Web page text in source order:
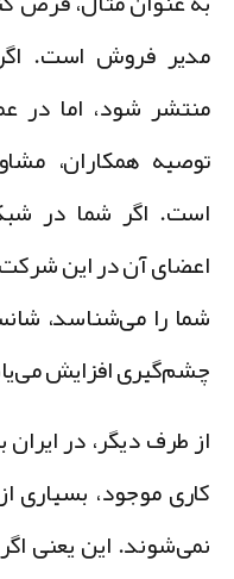
فروش است.
شود، اما در
همکاران،
اگر شما در
آن در این شرکت
را می‌شناسد، شانس
افزایش می‌یابد.
طرف دیگر، در ایران
موجود، بسیاری
این یعنی اگر